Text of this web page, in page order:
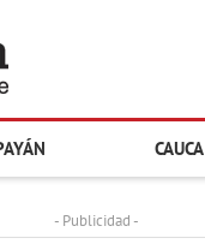
CAUCA
- Publicidad -